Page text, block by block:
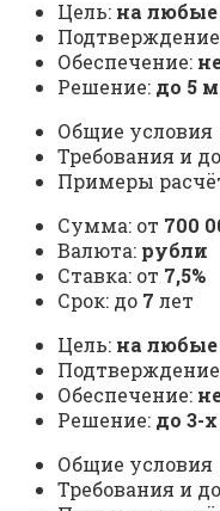
Цель: на
Обеспечение:
Решение: до 5
Общие условия
Требования и
Примеры
Сумма: от 700
Валюта: рубли
Ставка: от 7,5%
Срок: до 7 лет
Цель: на
Обеспечение:
Решение: до 3-
Общие условия
Требования и